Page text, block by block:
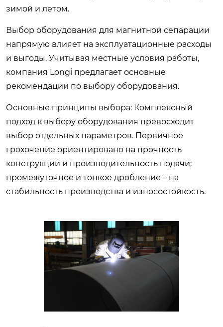
зимой и летом.
Выбор оборудования для магнитной сепарации
напрямую влияет на эксплуатационные расходы
и выгоды. Учитывая местные условия работы,
компания Longi предлагает основные
рекомендации по выбору оборудования.
Основные принципы выбора: Комплексный
подход к выбору оборудования превосходит
выбор отдельных параметров. Первичное
грохочение ориентировано на прочность
конструкции и производительность подачи;
промежуточное и тонкое дробление – на
стабильность производства и износостойкость.